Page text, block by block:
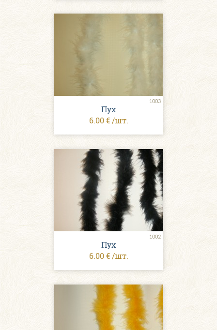
1003
Пух
6.00 € /шт.
1002
Пух
6.00 € /шт.